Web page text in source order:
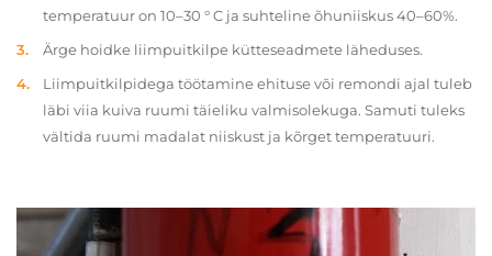
temperatuur on 10–30 ° C ja suhteline õhuniiskus 40–60%.
Ärge hoidke liimpuitkilpe kütteseadmete läheduses.
Liimpuitkilpidega töötamine ehituse või remondi ajal tuleb
läbi viia kuiva ruumi täieliku valmisolekuga. Samuti tuleks
vältida ruumi madalat niiskust ja kõrget temperatuuri.